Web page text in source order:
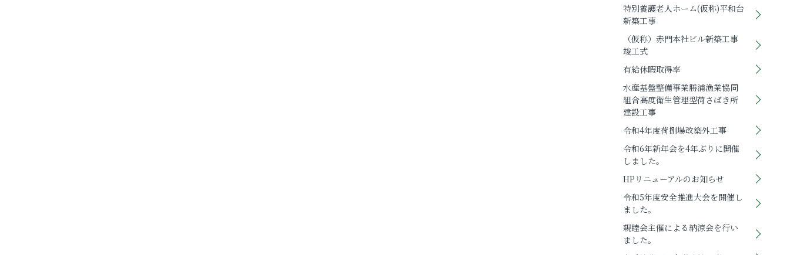
特別養護老人ホーム(仮称)平和台
新築工事
（仮称）赤門本社ビル新築工事
竣工式
有給休暇取得率
水産基盤整備事業勝浦漁業協同
組合高度衛生管理型荷さばき所
建設工事
令和4年度荷捌場改築外工事
令和6年新年会を4年ぶりに開催
しました。
HPリニューアルのお知らせ
令和5年度安全推進大会を開催し
ました。
親睦会主催による納涼会を行い
ました。